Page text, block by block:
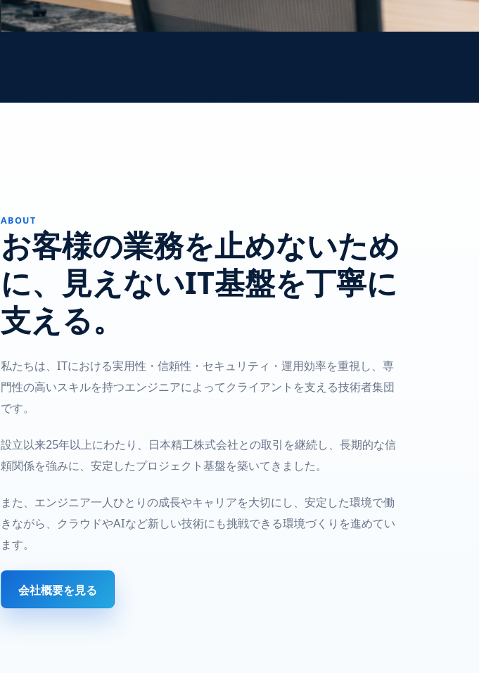
ABOUT
お客様の業務を止めないため
に、見えないIT基盤を丁寧に
支える。
私たちは、ITにおける実用性・信頼性・セキュリティ・運用効率を重視し、専
門性の高いスキルを持つエンジニアによってクライアントを支える技術者集団
です。
設立以来25年以上にわたり、日本精工株式会社との取引を継続し、長期的な信
頼関係を強みに、安定したプロジェクト基盤を築いてきました。
また、エンジニア一人ひとりの成長やキャリアを大切にし、安定した環境で働
きながら、クラウドやAIなど新しい技術にも挑戦できる環境づくりを進めてい
ます。
会社概要を見る